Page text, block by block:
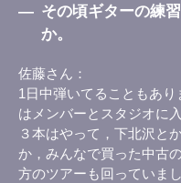
― その頃ギターの練
か。
佐藤さん
1日中弾いてることもあ
はメンバーとスタジオに
３本はやって，下北沢と
か，みんなで買った中古
方のツアーも回っていまし